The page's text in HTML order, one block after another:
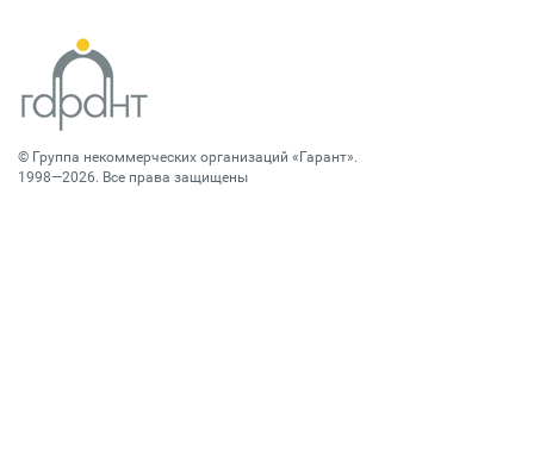
© Группа некоммерческих организаций «Гарант».
1998—2026. Все права защищены